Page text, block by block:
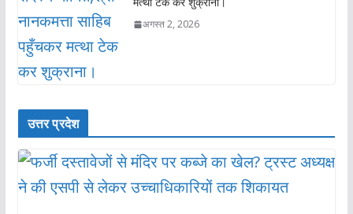
अगस्त 2, 2026
उत्तर प्रदेश